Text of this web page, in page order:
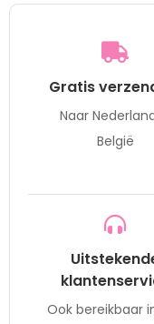
Gratis
Naar
België
Ook bereikbaar